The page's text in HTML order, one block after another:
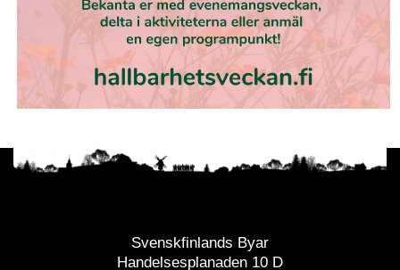
Svenskfinlands Byar
Handelsesplanaden 10 D